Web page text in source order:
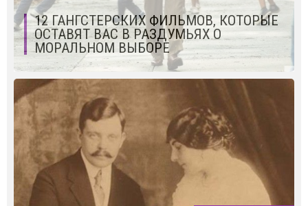
12 ГАНГСТЕРСКИХ ФИЛЬМОВ, КОТОРЫЕ
ОСТАВЯТ ВАС В РАЗДУМЬЯХ О
МОРАЛЬНОМ ВЫБОРЕ